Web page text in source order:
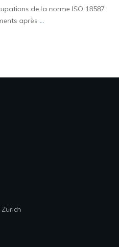
de la norme ISO 18587
après ...